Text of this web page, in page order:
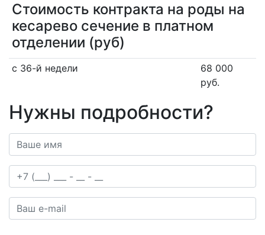
Стоимость контракта на роды на
кесарево сечение в платном
отделении (руб)
с 36-й недели
68 000
руб.
Нужны подробности?